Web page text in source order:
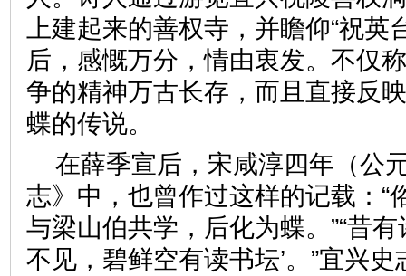
上建起来的善权寺，并瞻仰“祝英
后，感慨万分，情由衷发。不仅
争的精神万古长存，而且直接反
蝶的传说。
在薛季宣后，宋咸淳四年（公
志》中，也曾作过这样的记载：“
与梁山伯共学，后化为蝶。”“昔
不见，碧鲜空有读书坛’。”宜兴